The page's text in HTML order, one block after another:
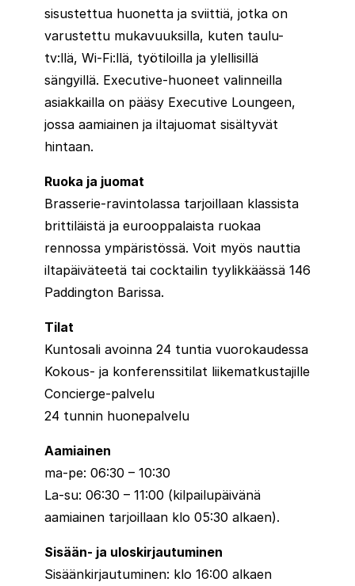
sisustettua huonetta ja sviittiä, jotka on
varustettu mukavuuksilla, kuten taulu-
tv:llä, Wi-Fi:llä, työtiloilla ja ylellisillä
sängyillä. Executive-huoneet valinneilla
asiakkailla on pääsy Executive Loungeen,
jossa aamiainen ja iltajuomat sisältyvät
hintaan.
Ruoka ja juomat
Brasserie-ravintolassa tarjoillaan klassista
brittiläistä ja eurooppalaista ruokaa
rennossa ympäristössä. Voit myös nauttia
iltapäiväteetä tai cocktailin tyylikkäässä 146
Paddington Barissa.
Tilat
Kuntosali avoinna 24 tuntia vuorokaudessa
Kokous- ja konferenssitilat liikematkustajille
Concierge-palvelu
24 tunnin huonepalvelu
Aamiainen
ma-pe: 06:30 – 10:30
La-su: 06:30 – 11:00 (kilpailupäivänä
aamiainen tarjoillaan klo 05:30 alkaen).
Sisään- ja uloskirjautuminen
Sisäänkirjautuminen: klo 16:00 alkaen